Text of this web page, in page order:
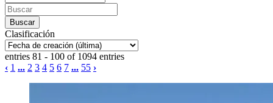
Clasificación
entries 81 - 100 of 1094 entries
‹ 1 ... 2 3 4 5 6 7 ... 55 ›